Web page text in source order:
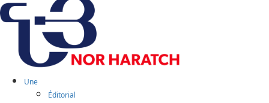
Une
Éditorial